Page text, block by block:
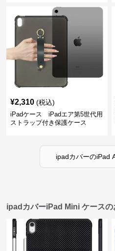
¥2,310 (税込)
iPadケース iPadエア第5世代用
ストラップ付き保護ケース
ipadカバーのiPad
ipadカバーiPad Mini ケースの